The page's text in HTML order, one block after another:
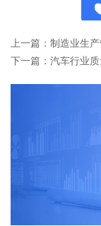
上一篇：制造业生
下一篇：汽车行业